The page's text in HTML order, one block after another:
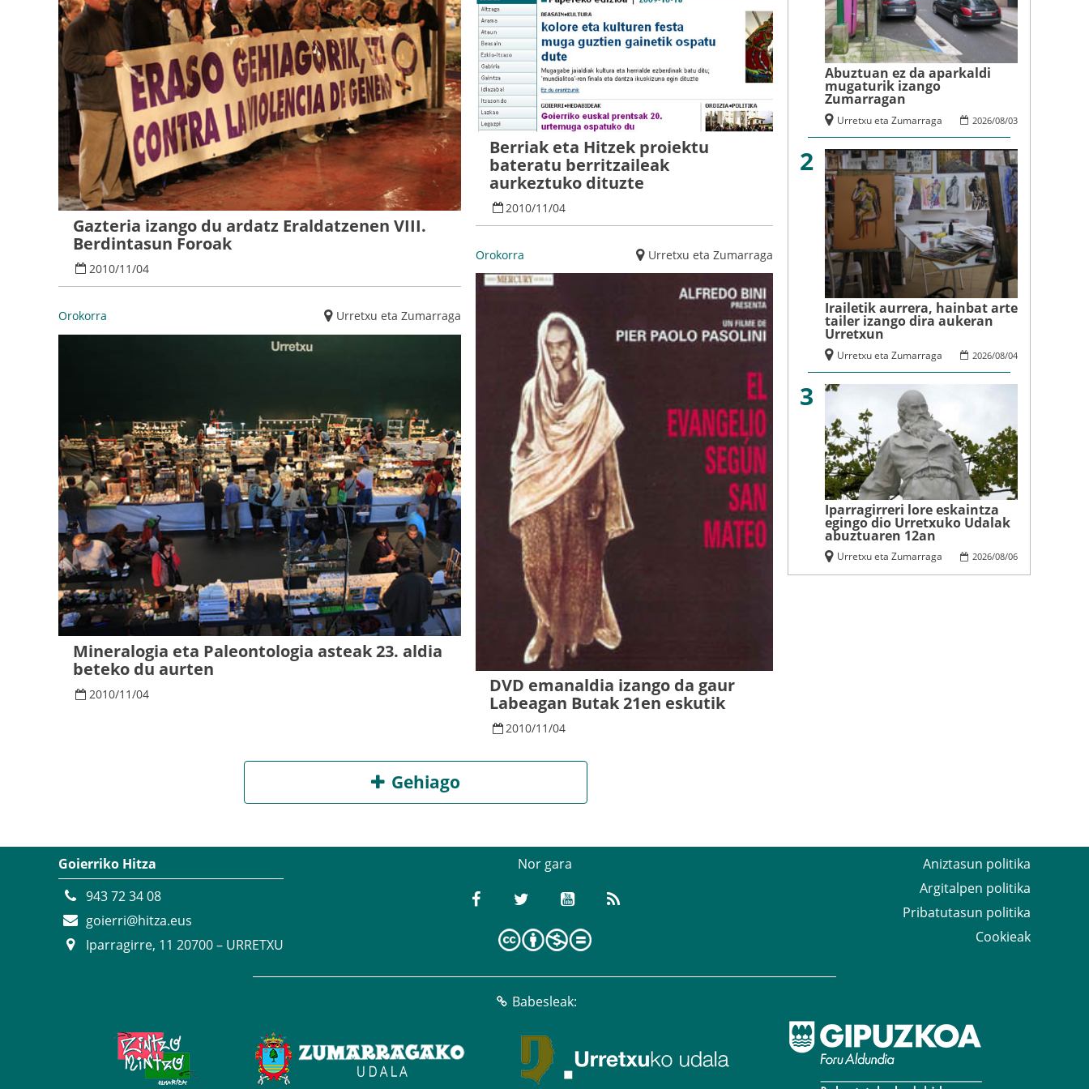
Gazteria izango du ardatz Eraldatzenen VIII.
Berdintasun Foroak
2010/11/04
Orokorra Urretxu eta Zumarraga
Mineralogia eta Paleontologia asteak 23. aldia
beteko du aurten
2010/11/04
Berriak eta Hitzek proiektu
bateratu berritzaileak
aurkeztuko dituzte
2010/11/04
Orokorra Urretxu eta Zumarraga
DVD emanaldia izango da gaur
Labeagan Butak 21en eskutik
2010/11/04
Gehiago
Abuztuan ez da aparkaldi
mugaturik izango
Zumarragan
2026/08/03
Urretxu eta Zumarraga
2
Irailetik aurrera, hainbat arte
tailer izango dira aukeran
Urretxun
2026/08/04
Urretxu eta Zumarraga
3
Iparragirreri lore eskaintza
egingo dio Urretxuko Udalak
abuztuaren 12an
2026/08/06
Urretxu eta Zumarraga
Goierriko Hitza
943 72 34 08
goierri@hitza.eus
Iparragirre, 11 20700 – URRETXU
Nor gara
Aniztasun politika
Argitalpen politika
Pribatutasun politika
Cookieak
Babesleak: